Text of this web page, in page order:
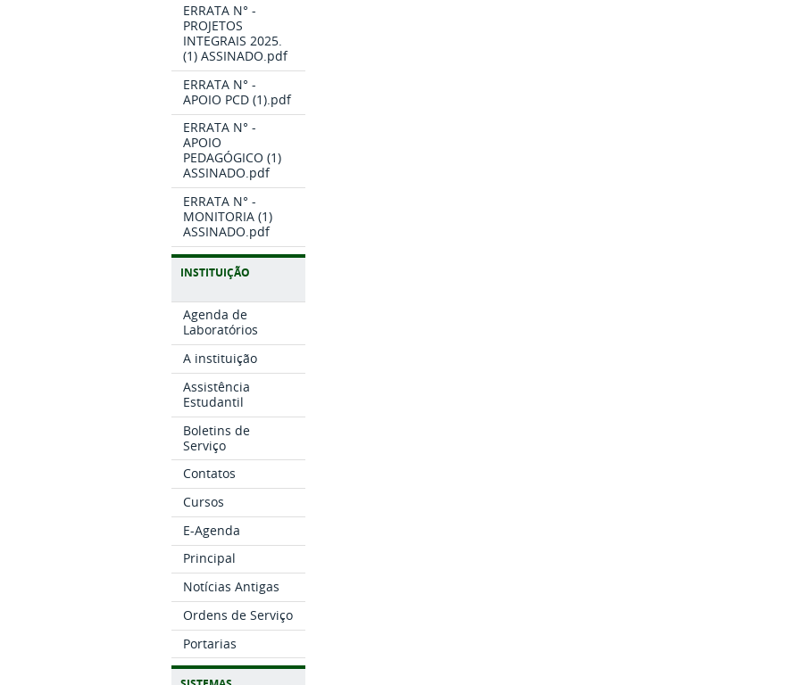
ERRATA N° -
PROJETOS
INTEGRAIS 2025.
(1) ASSINADO.pdf
ERRATA N° -
APOIO PCD (1).pdf
ERRATA N° -
APOIO
PEDAGÓGICO (1)
ASSINADO.pdf
ERRATA N° -
MONITORIA (1)
ASSINADO.pdf
INSTITUIÇÃO
Agenda de
Laboratórios
A instituição
Assistência
Estudantil
Boletins de
Serviço
Contatos
Cursos
E-Agenda
Principal
Notícias Antigas
Ordens de Serviço
Portarias